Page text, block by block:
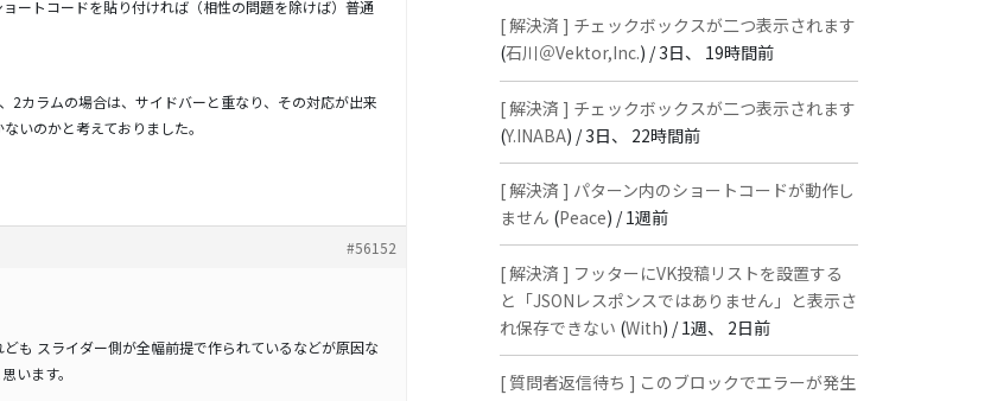
ートコードを貼り付ければ（相性の問題を除けば）普通
2カラムの場合は、サイドバーと重なり、その対応が出来
いのかと考えておりました。
#56152
も スライダー側が全幅前提で作られているなどが原因な
います。
[ 解決済 ] チェックボックスが二つ表示されます
(石川＠Vektor,Inc.) /3日、 19時間前
[ 解決済 ] チェックボックスが二つ表示されます
(Y.INABA) /3日、 22時間前
[ 解決済 ] パターン内のショートコードが動作し
ません (Peace) /1週前
[ 解決済 ] フッターにVK投稿リストを設置する
と「JSONレスポンスではありません」と表示さ
れ保存できない (With) /1週、 2日前
[ 質問者返信待ち ] このブロックでエラーが発生